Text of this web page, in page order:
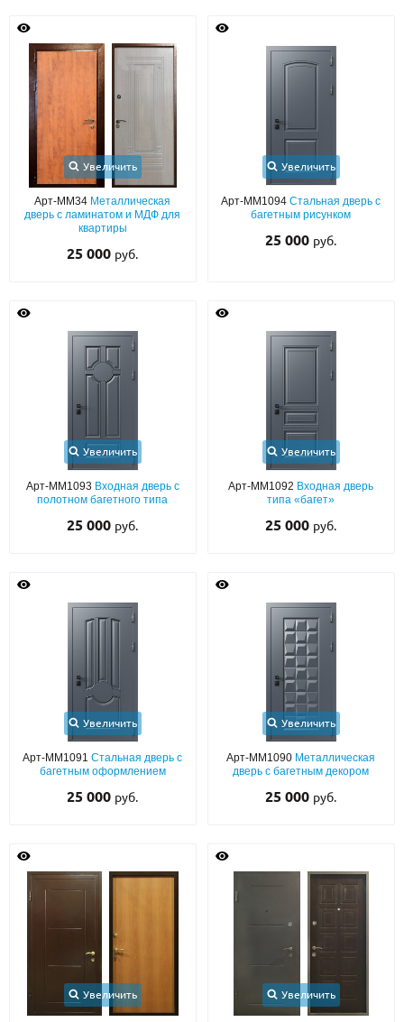
Увеличить
Арт-ММ34 Металлическая
дверь с ламинатом и МДФ для
квартиры
25 000 руб.
Увеличить
Арт-ММ1094Стальная дверь с
багетным рисунком
25 000 руб.
Увеличить
Арт-ММ1093 Входная дверь с
полотном багетного типа
25 000 руб.
Увеличить
Арт-ММ1092 Входная дверь
типа «багет»
25 000 руб.
Увеличить
Арт-ММ1091Стальная дверь с
багетным оформлением
25 000 руб.
Увеличить
Арт-ММ1090 Металлическая
дверь с багетным декором
25 000 руб.
Увеличить Увеличить